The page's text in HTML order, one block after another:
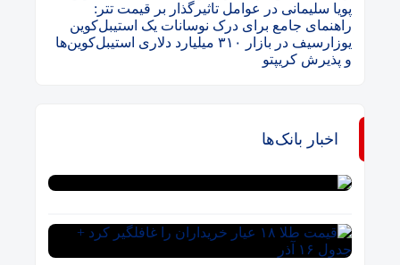
پویا سلیمانی در
عوامل تاثیرگذار بر قیمت تتر:
راهنمای جامع برای درک نوسانات یک استیبل‌کوین
یوزارسیف در
بازار ۳۱۰ میلیارد دلاری استیبل‌کوین‌ها
و پذیرش کریپتو
اخبار بانک‌ها